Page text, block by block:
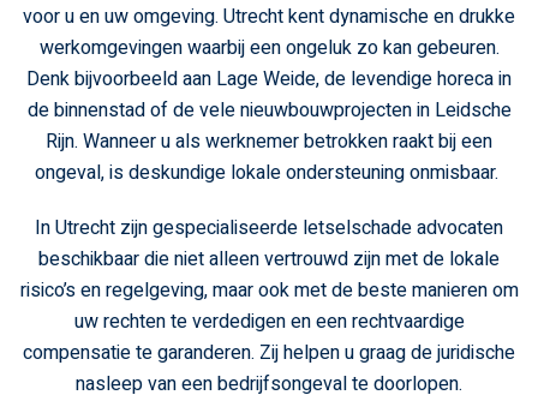
voor u en uw omgeving. Utrecht kent dynamische en drukke
werkomgevingen waarbij een ongeluk zo kan gebeuren.
Denk bijvoorbeeld aan Lage Weide, de levendige horeca in
de binnenstad of de vele nieuwbouwprojecten in Leidsche
Rijn. Wanneer u als werknemer betrokken raakt bij een
ongeval, is deskundige lokale ondersteuning onmisbaar.
In Utrecht zijn gespecialiseerde letselschade advocaten
beschikbaar die niet alleen vertrouwd zijn met de lokale
risico’s en regelgeving, maar ook met de beste manieren om
uw rechten te verdedigen en een rechtvaardige
compensatie te garanderen. Zij helpen u graag de juridische
nasleep van een bedrijfsongeval te doorlopen.